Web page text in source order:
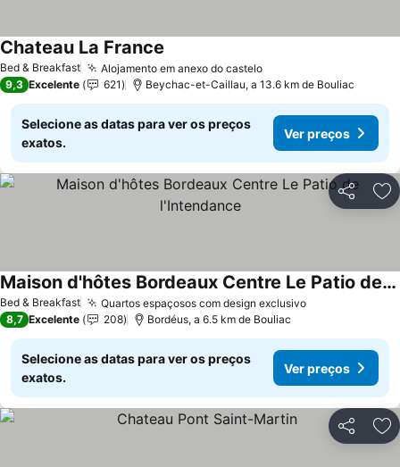
Bed & Breakfast Alojamento em anexo do castelo
Chateau La France
9,3 Excelente 621 Beychac-et-Caillau, a 13.6 km de Bouliac
Selecione as datas para ver os preços
exatos.
Ver preços
Partilhar
Bed & Breakfast Quartos espaçosos com design exclusivo
Maison d'hôtes Bordeaux Centre Le Patio de l'Intendance
8,7 Excelente 208 Bordéus, a 6.5 km de Bouliac
Selecione as datas para ver os preços
exatos.
Ver preços
Partilhar